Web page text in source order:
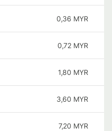
0,36 MYR
0,72 MYR
1,80 MYR
3,60 MYR
7,20 MYR